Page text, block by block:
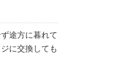
途方に暮れて
に交換しても